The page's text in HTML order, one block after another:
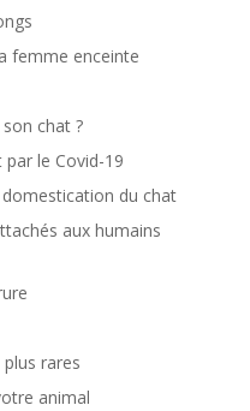
femme enceinte
chat ?
par le Covid-19
domestication du chat
aux humains
rares
animal